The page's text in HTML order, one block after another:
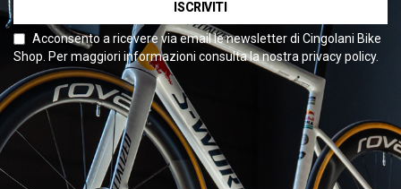
ISCRIVITI
Acconsento a ricevere via email le newsletter di Cingolani Bike
Shop. Per maggiori informazioni consulta la nostra privacy policy.